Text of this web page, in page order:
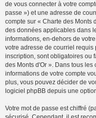
de vous connecter à votre
passe ») et une adresse de
compte sur « Charte des Monts
des données applicables dans
informations, en-dehors de
votre adresse de courriel requis
inscription, sont obligatoires ou
des Monts d'Or ». Dans tous
informations de votre compte
plus, vous pouvez décider de
logiciel phpBB depuis une
Votre mot de passe est chiffré